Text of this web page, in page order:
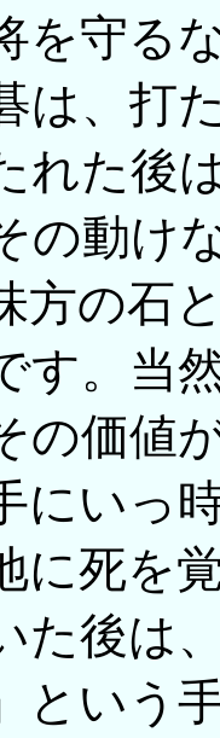
を守る
は、打
れた後
の動け
方の石
す。当
の価値
にいっ
に死を
た後は
という